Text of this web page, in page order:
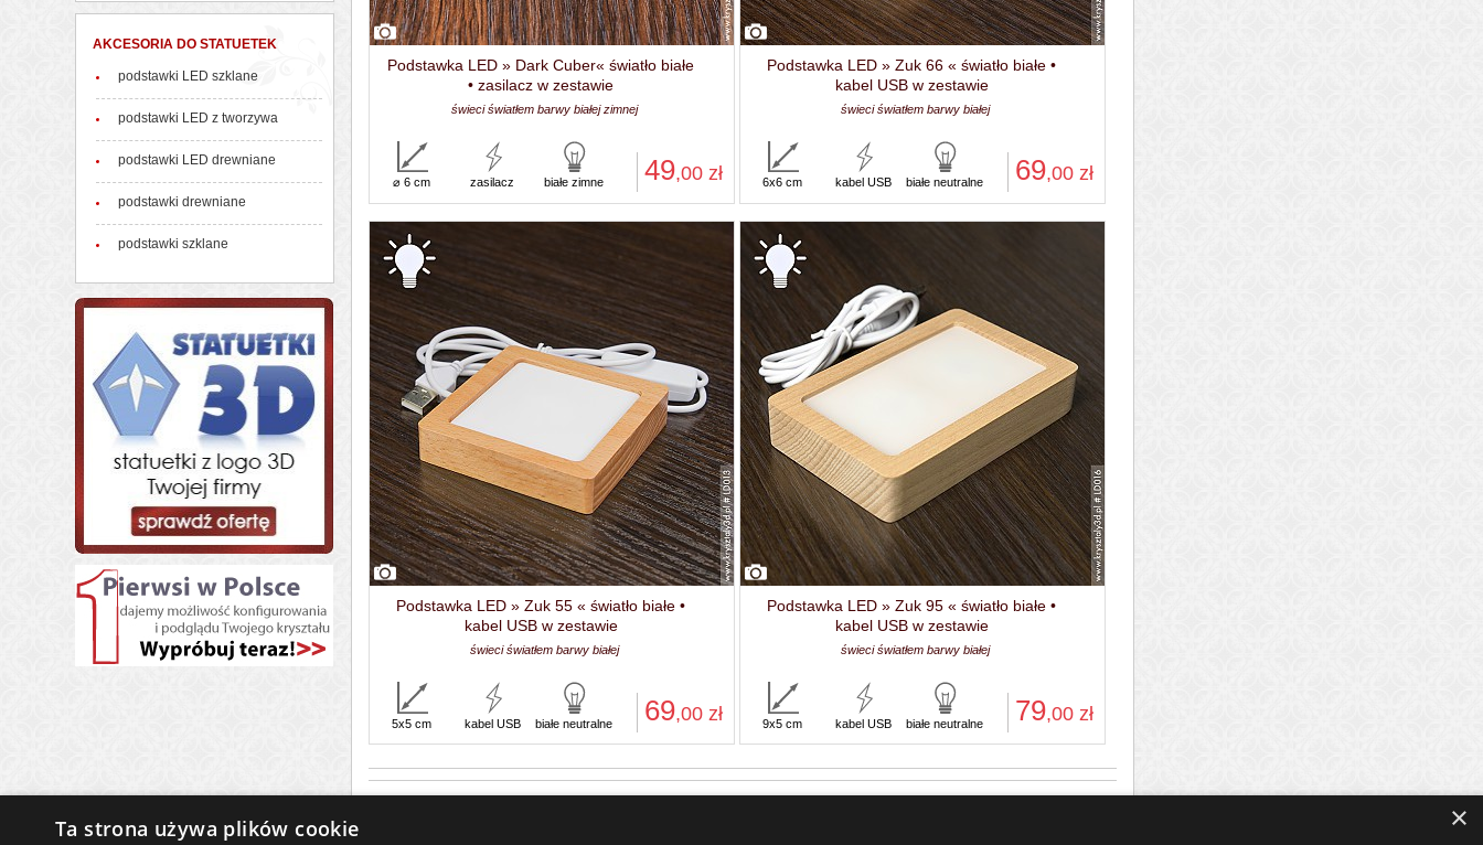
AKCESORIA DO STATUETEK
podstawki LED szklane
podstawki LED z tworzywa
podstawki LED drewniane
podstawki drewniane
podstawki szklane
Podstawka LED » Dark Cuber« światło białe
• zasilacz w zestawie
świeci światłem barwy białej zimnej
49,00zł
⌀ 6 cm zasilacz białe zimne
Podstawka LED » Zuk 66 « światło białe •
kabel USB w zestawie
świeci światłem barwy białej
69,00zł
6x6 cm kabel USB białe neutralne
Podstawka LED » Zuk 55 « światło białe •
kabel USB w zestawie
świeci światłem barwy białej
69,00zł
5x5 cm kabel USB białe neutralne
Podstawka LED » Zuk 95 « światło białe •
kabel USB w zestawie
świeci światłem barwy białej
79,00zł
9x5 cm kabel USB białe neutralne
×
Ta strona używa plików cookie